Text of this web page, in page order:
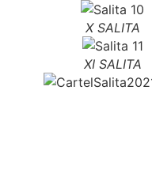
X SALITA
XI SALITA